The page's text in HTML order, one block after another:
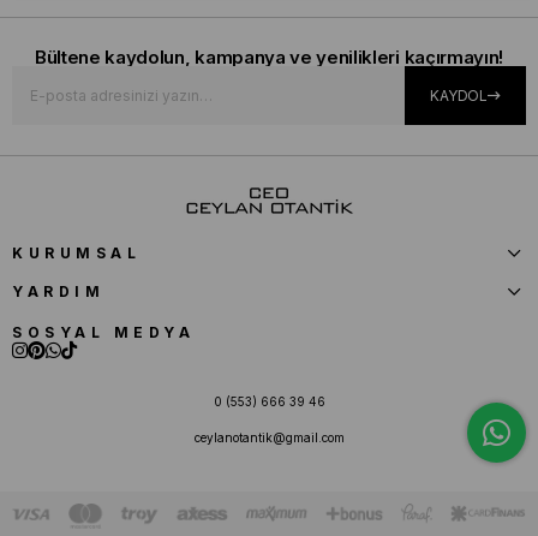
Bültene kaydolun, kampanya ve yenilikleri kaçırmayın!
KAYDOL
KURUMSAL
YARDIM
SOSYAL MEDYA
0 (553) 666 39 46
ceylanotantik@gmail.com